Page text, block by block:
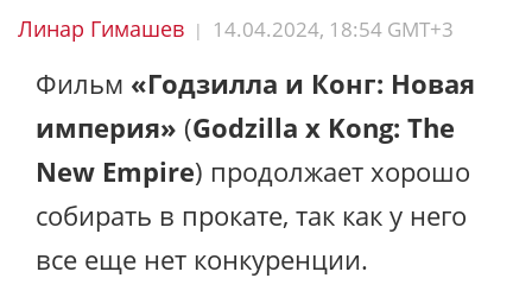
Линар Гимашев | 14.04.2024, 18:54 GMT+3
Фильм «Годзилла и Конг: Новая
империя» (Godzilla x Kong: The
New Empire) продолжает хорошо
собирать в прокате, так как у него
все еще нет конкуренции.